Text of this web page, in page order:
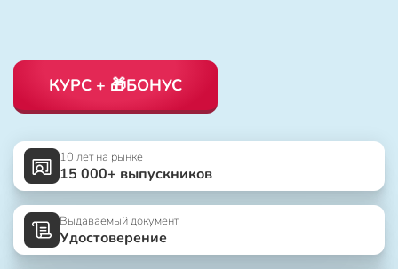
КУРС + 🎁БОНУС
10 лет на рынке
15 000+ выпускников
Выдаваемый документ
Удостоверение